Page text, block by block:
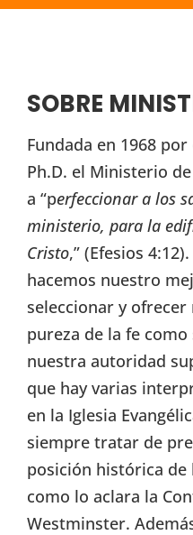
SOBRE
Fundada en 1968
Ph.D. el Ministerio
a “perfeccionar a los
ministerio, para la
Cristo,” (Efesios
hacemos nuestro
seleccionar y
pureza de la fe
nuestra autoridad
que hay varias
en la Iglesia
siempre tratar de
posición histórica de
como lo aclara la
Westminster.